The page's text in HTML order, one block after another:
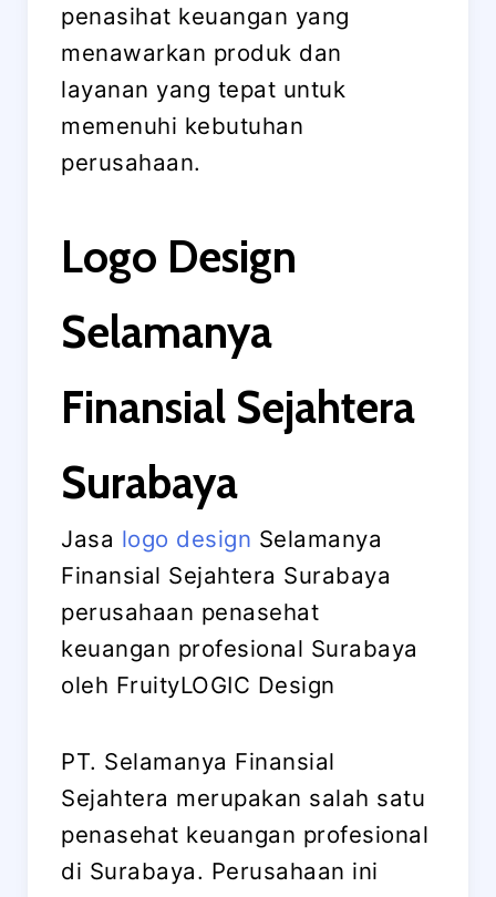
penasihat keuangan yang
menawarkan produk dan
layanan yang tepat untuk
memenuhi kebutuhan
perusahaan.
Logo Design
Selamanya
Finansial Sejahtera
Surabaya
Jasa logo design Selamanya
Finansial Sejahtera Surabaya
perusahaan penasehat
keuangan profesional Surabaya
oleh FruityLOGIC Design
PT. Selamanya Finansial
Sejahtera merupakan salah satu
penasehat keuangan profesional
di Surabaya. Perusahaan ini